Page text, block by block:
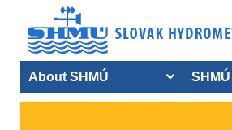
About SHMÚ